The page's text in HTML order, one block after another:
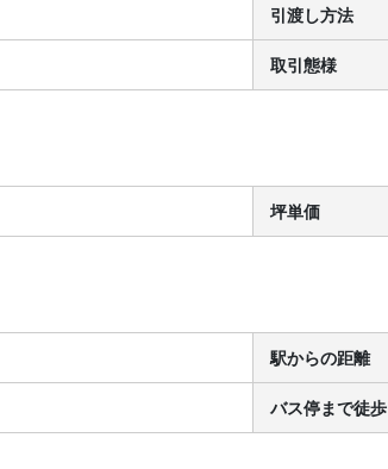
引渡し方法
取引態様
坪単価
駅からの距離
バス停まで徒歩